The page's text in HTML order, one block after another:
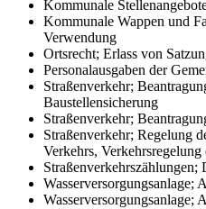
Kommunale
Kommunale Wappen und
Verwendung
Ortsrecht; Erlass von
Personalausgaben der
Straßenverkehr;
Baustellensicherung
Straßenverkehr;
Straßenverkehr; Regelung
Verkehrs,
Straßenverkehrszählungen;
Wasserversorgungsanlage;
Wasserversorgungsanlage;